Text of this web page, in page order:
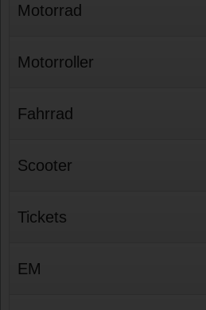
Motorrad
Motorroller
Fahrrad
Scooter
Tickets
EM